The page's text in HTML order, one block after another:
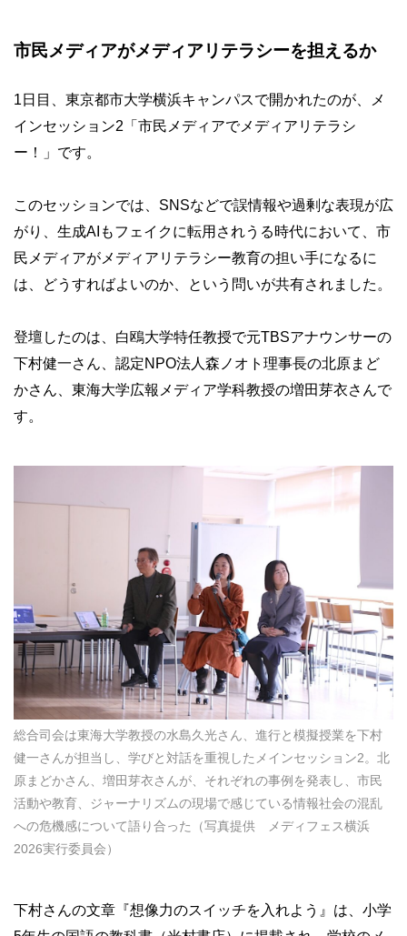
市民メディアがメディアリテラシーを担えるか
1日目、東京都市大学横浜キャンパスで開かれたのが、メ
インセッション2「市民メディアでメディアリテラシ
ー！」です。
このセッションでは、SNSなどで誤情報や過剰な表現が広
がり、生成AIもフェイクに転用されうる時代において、市
民メディアがメディアリテラシー教育の担い手になるに
は、どうすればよいのか、という問いが共有されました。
登壇したのは、白鴎大学特任教授で元TBSアナウンサーの
下村健一さん、認定NPO法人森ノオト理事長の北原まど
かさん、東海大学広報メディア学科教授の増田芽衣さんで
す。
総合司会は東海大学教授の水島久光さん、進行と模擬授業を下村
健一さんが担当し、学びと対話を重視したメインセッション2。北
原まどかさん、増田芽衣さんが、それぞれの事例を発表し、市民
活動や教育、ジャーナリズムの現場で感じている情報社会の混乱
への危機感について語り合った（写真提供 メディフェス横浜
2026実行委員会）
下村さんの文章『想像力のスイッチを入れよう』は、小学